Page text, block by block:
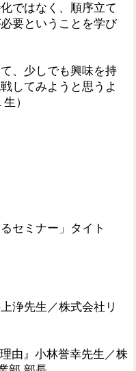
ではなく、順序立て
要ということを学び
、少しでも興味を持
してみようと思うよ
）
セミナー」タイト
浄先生／株式会社リ
由』小林誉幸先生／株